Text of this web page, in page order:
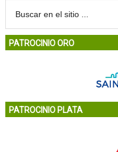
PATROCINIO ORO
PATROCINIO PLATA